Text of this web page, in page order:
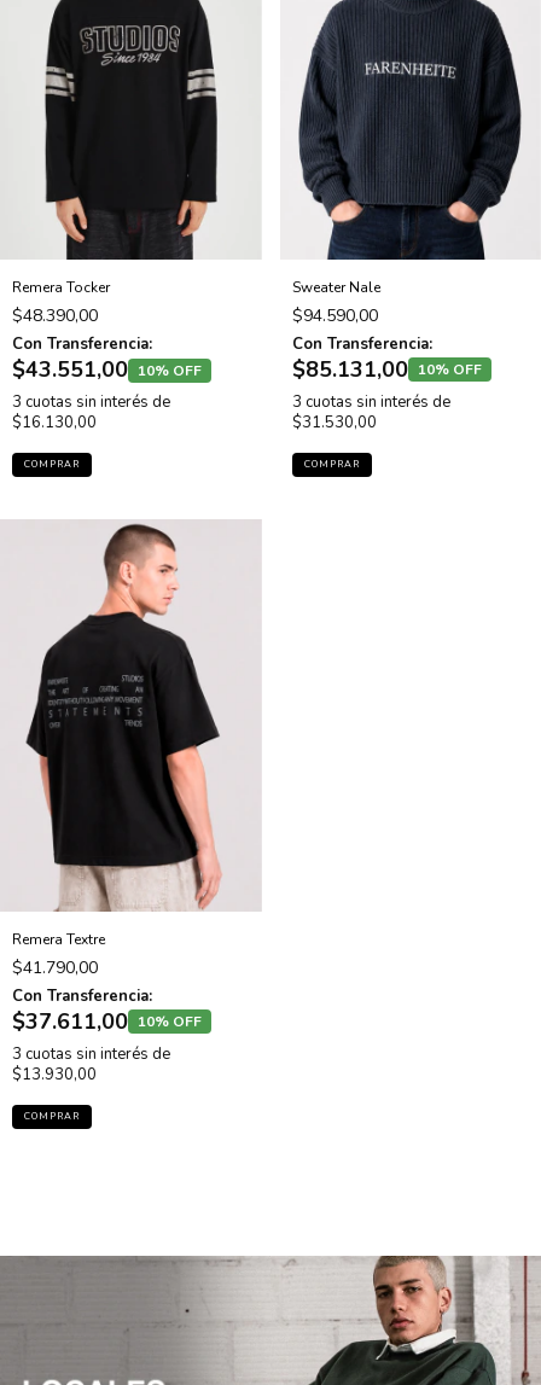
Remera Tocker
$48.390,00
Con Transferencia:
$43.551,00 10% OFF
3 cuotas sin interés de
$16.130,00
COMPRAR
Sweater Nale
$94.590,00
Con Transferencia:
$85.131,00 10% OFF
3 cuotas sin interés de
$31.530,00
COMPRAR
Remera Textre
$41.790,00
Con Transferencia:
$37.611,00 10% OFF
3 cuotas sin interés de
$13.930,00
COMPRAR